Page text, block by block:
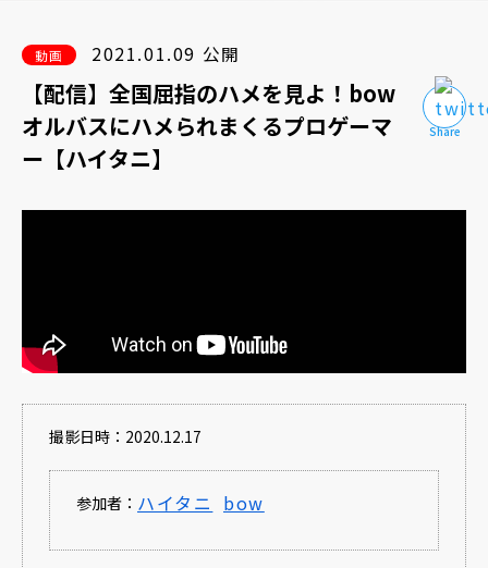
動画 2021.01.09 公開
【配信】全国屈指のハメを見よ！bow
オルバスにハメられまくるプロゲーマ
ー【ハイタニ】
撮影日時：2020.12.17
参加者： ハイタニ bow